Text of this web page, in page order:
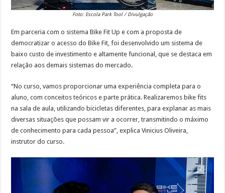
Foto: Escola Park Tool / Divulgação
Em parceria com o sistema Bike Fit Up e com a proposta de
democratizar o acesso do Bike Fit, foi desenvolvido um sistema de
baixo custo de investimento e altamente funcional, que se destaca em
relação aos demais sistemas do mercado.
“No curso, vamos proporcionar uma experiência completa para o
aluno, com conceitos teóricos e parte prática. Realizaremos bike fits
na sala de aula, utilizando bicicletas diferentes, para explanar as mais
diversas situações que possam vir a ocorrer, transmitindo o máximo
de conhecimento para cada pessoa”, explica Vinicius Oliveira,
instrutor do curso.